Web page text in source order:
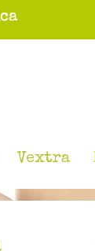
Vextra